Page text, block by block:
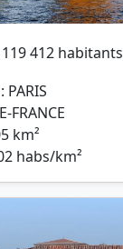
412 habitants
FRANCE
km²
habs/km²